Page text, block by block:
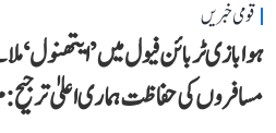
قومی خبریں
ہوابازی ٹربائن فیول میں ’ایتھنول‘
مسافروں کی حفاظت ہماری اعلیٰ